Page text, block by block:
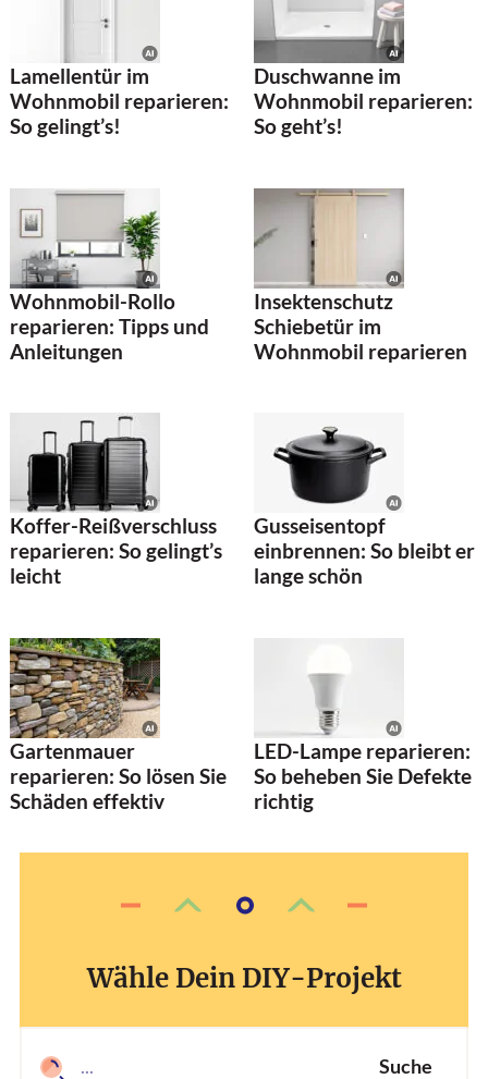
Lamellentür im
Wohnmobil reparieren:
So gelingt’s!
Duschwanne im
Wohnmobil reparieren:
So geht’s!
Wohnmobil-Rollo
reparieren: Tipps und
Anleitungen
Insektenschutz
Schiebetür im
Wohnmobil reparieren
Koffer-Reißverschluss
reparieren: So gelingt’s
leicht
Gusseisentopf
einbrennen: So bleibt er
lange schön
Gartenmauer
reparieren: So lösen Sie
Schäden effektiv
LED-Lampe reparieren:
So beheben Sie Defekte
richtig
Wähle Dein DIY-Projekt
Suche